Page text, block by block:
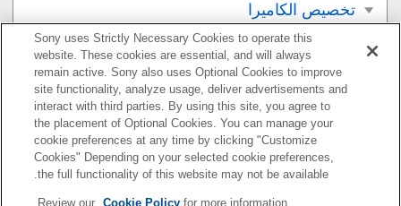
تخصيص الكاميرا
العرض
تغيير إعدادات الكاميرا
الوظائف المتاحة باستخدام هاتف ذكي
استخدام كمبيوتر
Sony uses Strictly Necessary Cookies to operate this
website. These cookies are essential, and will always
remain active. Sony also uses Optional Cookies to improve
site functionality, analyze usage, deliver advertisements and
interact with third parties. By using this site, you agree to
the placement of Optional Cookies. You can manage your
cookie preferences at any time by clicking "Customize
Cookies" Depending on your selected cookie preferences,
the full functionality of this website may not be available.
Review our Cookie Policyfor more information.